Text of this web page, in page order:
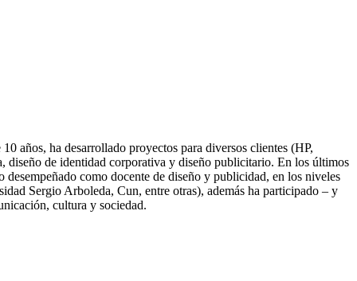
años, ha desarrollado proyectos para diversos clientes (HP,
de identidad corporativa y diseño publicitario. En los últimos
como docente de diseño y publicidad, en los niveles
Sergio Arboleda, Cun, entre otras), además ha participado – y
cultura y sociedad.